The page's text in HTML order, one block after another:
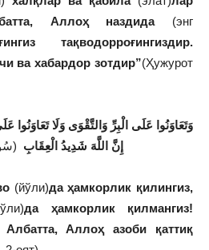
Аллоҳ наздида (энг
тақводорроғингиздир.
ва хабардор зотдир”(Ҳужурот
إِنَّ اللَّهَ شَدِيدُ الْعِقَابِ
(йўли)да ҳамкорлик қилингиз,
да ҳамкорлик қилмангиз!
Аллоҳ азоби қаттиқ